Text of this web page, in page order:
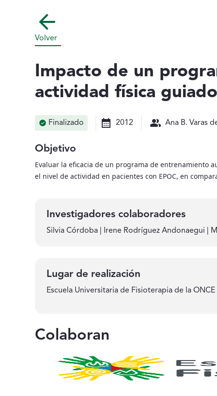
Volver
Impacto de un
actividad física
Finalizado 2012 Ana B. Varas
Objetivo
Evaluar la eficacia de un programa de entrenamiento
el nivel de actividad en pacientes con EPOC, en
Investigadores colaboradores
Silvia Córdoba | Irene Rodríguez Andonaegui |
Lugar de realización
Escuela Universitaria de Fisioterapia de la ONCE
Colaboran